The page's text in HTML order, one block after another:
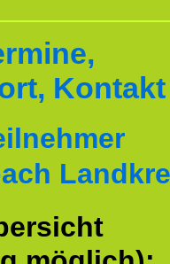
Kontakt